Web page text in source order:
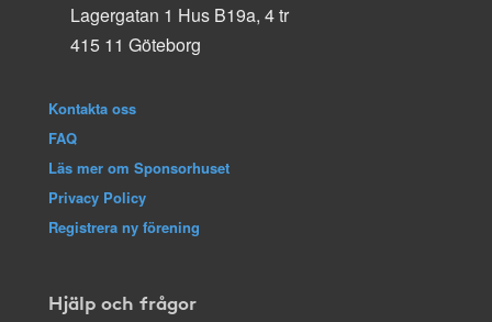
Lagergatan 1 Hus B19a, 4 tr
415 11 Göteborg
Kontakta oss
FAQ
Läs mer om Sponsorhuset
Privacy Policy
Registrera ny förening
Hjälp och frågor